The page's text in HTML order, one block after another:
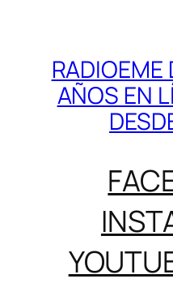
RADIOEME
AÑOS EN